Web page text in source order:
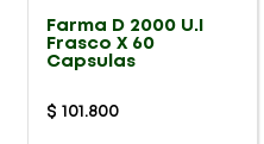
Farma D 2000 U.I
Frasco X 60
Capsulas
$ 101 .800